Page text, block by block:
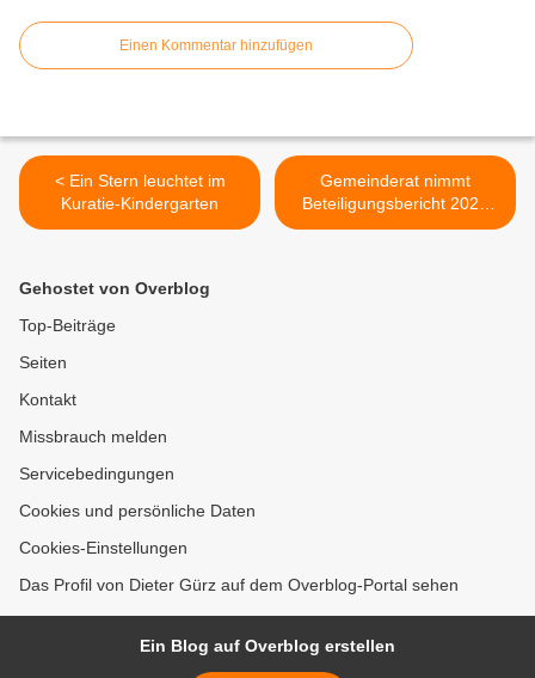
Einen Kommentar hinzufügen
< Ein Stern leuchtet im
Kuratie-Kindergarten
Gemeinderat nimmt
Beteiligungsbericht 2024
zur Kenntnis >
Gehostet von Overblog
Top-Beiträge
Seiten
Kontakt
Missbrauch melden
Servicebedingungen
Cookies und persönliche Daten
Cookies-Einstellungen
Das Profil von Dieter Gürz auf dem Overblog-Portal sehen
Ein Blog auf Overblog erstellen